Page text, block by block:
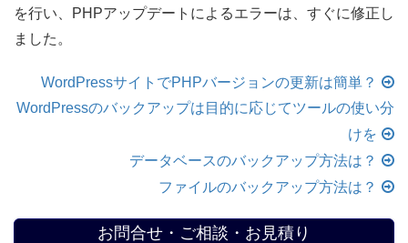
を行い、PHPアップデートによるエラーは、すぐに修正し
ました。
WordPressサイトでPHPバージョンの更新は簡単？
WordPressのバックアップは目的に応じてツールの使い分
けを
データベースのバックアップ方法は？
ファイルのバックアップ方法は？
お問合せ・ご相談・お見積り